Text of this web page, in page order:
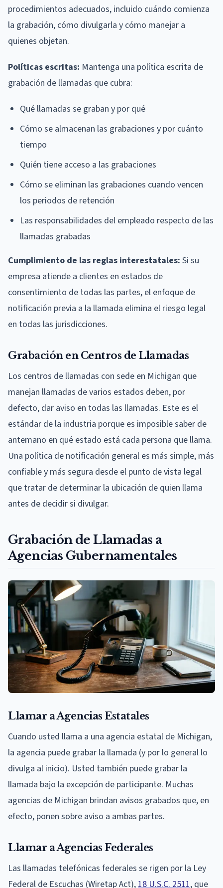
procedimientos adecuados, incluido cuándo comienza
la grabación, cómo divulgarla y cómo manejar a
quienes objetan.
Políticas escritas: Mantenga una política escrita de
grabación de llamadas que cubra:
Qué llamadas se graban y por qué
Cómo se almacenan las grabaciones y por cuánto
tiempo
Quién tiene acceso a las grabaciones
Cómo se eliminan las grabaciones cuando vencen
los periodos de retención
Las responsabilidades del empleado respecto de las
llamadas grabadas
Cumplimiento de las reglas interestatales: Si su
empresa atiende a clientes en estados de
consentimiento de todas las partes, el enfoque de
notificación previa a la llamada elimina el riesgo legal
en todas las jurisdicciones.
Grabación en Centros de Llamadas
Los centros de llamadas con sede en Michigan que
manejan llamadas de varios estados deben, por
defecto, dar aviso en todas las llamadas. Este es el
estándar de la industria porque es imposible saber de
antemano en qué estado está cada persona que llama.
Una política de notificación general es más simple, más
confiable y más segura desde el punto de vista legal
que tratar de determinar la ubicación de quien llama
antes de decidir si divulgar.
Grabación de Llamadas a
Agencias Gubernamentales
Llamar a Agencias Estatales
Cuando usted llama a una agencia estatal de Michigan,
la agencia puede grabar la llamada (y por lo general lo
divulga al inicio). Usted también puede grabar la
llamada bajo la excepción de participante. Muchas
agencias de Michigan brindan avisos grabados que, en
efecto, ponen sobre aviso a ambas partes.
Llamar a Agencias Federales
Las llamadas telefónicas federales se rigen por la Ley
Federal de Escuchas (Wiretap Act),18 U.S.C. 2511, que